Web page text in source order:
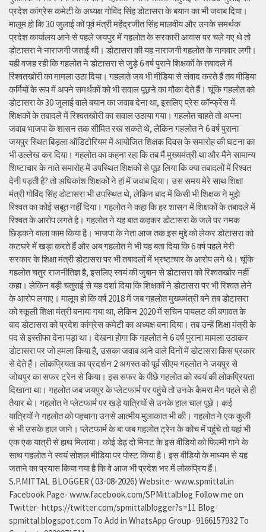
प्रदेश कांग्रेस कमेटी के अध्यक्ष गोविंद सिंह डोटासरा के बयान का भी जवाब दिया।
मालूम हो कि 30 जुलाई को पूर्व मंत्री महेंद्रजीत सिंह मालवीय और उनके समर्थक
प्रदेश कार्यालय आने से पहले जयपुर में गहलोत के सरकारी आवास पर चले गए थे तो
डोटासरा ने नाराजगी जताई थी। डोटासरा की यह नाराजगी गहलोत के नागवार लगी।
यही वजह रही कि गहलोत ने डोटासरा से जुड़े 6 वर्ष पुराने शिक्षकों के तबादले में
रिश्वतखोरी का मामला उठा दिया। गहलाते जब भी मीडिया से संवाद करते हैं तब मीडिया
कर्मियों के रूप में अपने समर्थकों को भी सवाल पूछने का मौका देते हैं। चूंकि गहलोत को
डोटासरा के 30 जुलाई वाले बयान का जवाब देना था, इसलिए प्रेस कॉन्फ्रेंस में
शिक्षकों के तबादले में रिश्वतखोरी का सवाल उठाया गया। गहलोत चाहते तो अपना
जवाब भाजपा के शासन तक सीमित रख सकते थे, लेकिन गहलोत ने 6 वर्ष पुराना
जयपुर स्थित बिड़ला ऑडिटोरियम में आयोजित शिक्षक दिवस के समारोह की घटना का
भी उल्लेख कर दिया। गहलोत का कहना रहा कि तब मैं मुख्यमंत्री था और मैंने सामान्य
शिष्टाचार के नाते समारोह में उपस्थित शिक्षकों से पूछ लिया कि क्या तबादलों में रिश्वत
देनी पड़ती है? तो अधिकांश शिक्षकों ने हां में जवाब दिया। उस समय मेरे साथ शिक्षा
मंत्री गोविंद सिंह डोटासरा भी उपस्थित थे, लेकिन बाद में किसी भी शिक्षक ने मुझे
रिश्वत का कोई सबूत नहीं दिया। गहलोत ने कहा कि हर शासन में शिक्षकों के तबादले में
रिश्वत के आरोप लगते है। गहलोत ने यह बात कहकर डोटासरा के जले पर नमक
छिड़कने वाला काम किया है। भाजपा के नेता आज तक इस मुद्दे को लेकर डोटासरा को
कटघरे में खड़ा करते हैं और अब गहलोत ने भी यह बता दिया कि 6 वर्ष पहले मेरी
सरकार के शिक्षा मंत्री डोटासरा पर भी तबादलों में भ्रष्टाचार के आरोप लगे थे। चूंकि
गहलोत चतुर राजनीतिज्ञ है, इसलिए स्वयं की जुबान से डोटासरा को रिश्वतखोर नहीं
कहा। लेकिन बड़ी चतुराई से यह दर्शा दिया कि शिक्षकों ने डोटासरा पर भी रिश्वत लेने
के आरोप लगाए। मालूम हो कि वर्ष 2018 में जब गहलोत मुख्यमंत्री बने तब डोटासरा
को स्कूली शिक्षा मंत्री बनाया गया था, लेकिन 2020 में सचिन पायलट की बगावत के
बाद डोटासरा को प्रदेश कांग्रेस कमेटी का अध्यक्ष बना दिया। तब उन्हें शिक्षा मंत्री के
पद से इस्तीफा देना पड़ा था। देखना होगा कि गहलोत ने 6 वर्ष पुराना मामला उठाकर
डोटासरा पर जो हमला किया है, उसका जवाब आने वाले दिनों में डोटासरा किस प्रकार
से देते हैं। लोकप्रियता का प्रदर्शन 2 अगस्त को पूर्व सीएम गहलोत ने जयपुर से
जोधपुर का सफर ट्रेन से किया। इस सफर के पीछे गहलोत को स्वयं की लोकप्रियता
दिखाना था। गहलोत जब जयपुर के प्लेटफार्म पर पहुंचे तो उनके कैमरा मैन पहले से ही
तैयार थे। गहलोत ने प्लेटफार्म पर खड़े यात्रियों से उनके हाल चाल पूछे। कई
यात्रियों ने गहलोत को पहचाना उनसे आत्मीय मुलाकात भी की। गहलोत ने एक कुली
से भी उसके हाल जाने। प्लेटफार्म के बा जब गहलोत ट्रेन के कोच में पहुंचे तो यहां भी
एक एक यात्री से हाथ मिलाया। कोई डेढ़ दो मिनट के इस वीडियो को फिल्मी गाने के
साथ गहलोत ने स्वयं सोशल मीडिया पर पोस्ट किया है। इस वीडियो के माध्यम से यह
जताने का प्रयास किया गया है कि वे आज भी प्रदेश भर में लोकप्रिय हैं।
S.P.MITTAL BLOGGER ( 03-08-2026) Website- www.spmittal.in
Facebook Page- www.facebook.com/SPMittalblog Follow me on
Twitter- https://twitter.com/spmittalblogger?s=11 Blog-
spmittal.blogspot.com To Add in WhatsApp Group- 9166157932 To